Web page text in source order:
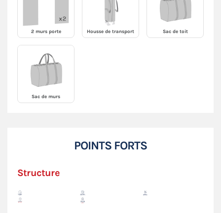
2 murs porte Housse de transport Sac de toit
Sac de murs
POINTS FORTS
Structure